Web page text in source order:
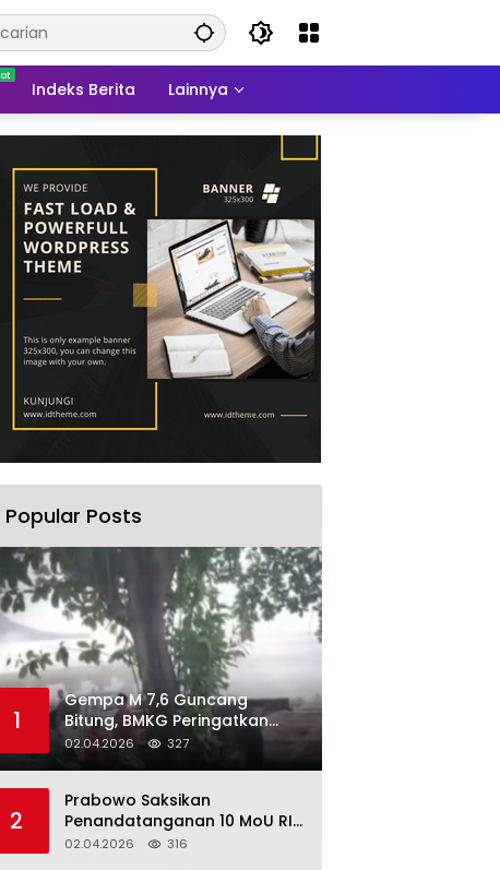
Indeks Berita Lainnya
Popular Posts
1
Gempa M 7,6 Guncang
Bitung, BMKG Peringatkan
Potensi Tsunami di 10 Wilayah
02.04.2026 327
2
Prabowo Saksikan
Penandatanganan 10 MoU RI–
Korea Selatan di Cheong Wa
02.04.2026 316